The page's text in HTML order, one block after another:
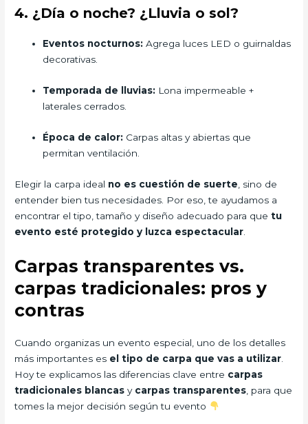
4. ¿Día o noche? ¿Lluvia o sol?
Eventos nocturnos: Agrega luces LED o guirnaldas
decorativas.
Temporada de lluvias: Lona impermeable +
laterales cerrados.
Época de calor: Carpas altas y abiertas que
permitan ventilación.
Elegir la carpa ideal no es cuestión de suerte , sino de
entender bien tus necesidades. Por eso, te ayudamos a
encontrar el tipo, tamaño y diseño adecuado para quetu
evento esté protegido y luzca espectacular
Carpas transparentes vs.
carpas tradicionales: pros y
contras
Cuando organizas un evento especial, uno de los detalles
más importantes es el tipo de carpa que vas a utilizar
Hoy te explicamos las diferencias clave entre carpas
tradicionales blancas y carpas transparentes , para que
tomes la mejor decisión según tu evento